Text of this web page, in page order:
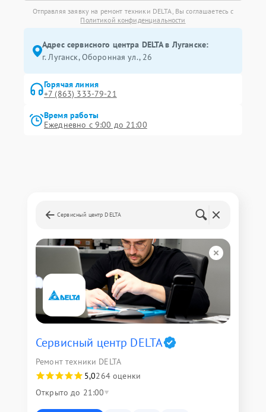
Отправляя заявку на ремонт техники DELTA, Вы соглашаетесь с
Политикой конфиденциальности
Адрес сервисного центра DELTA в Луганске:
г. Луганск, Оборонная ул., 26
Горячая линия
+7 (863) 333-79-21
Время работы
Ежедневно с 9:00 до 21:00
Сервисный центр DELTA
Сервисный центр DELTA
Ремонт техники DELTA
5,0264 оценки
Открыто до 21:00